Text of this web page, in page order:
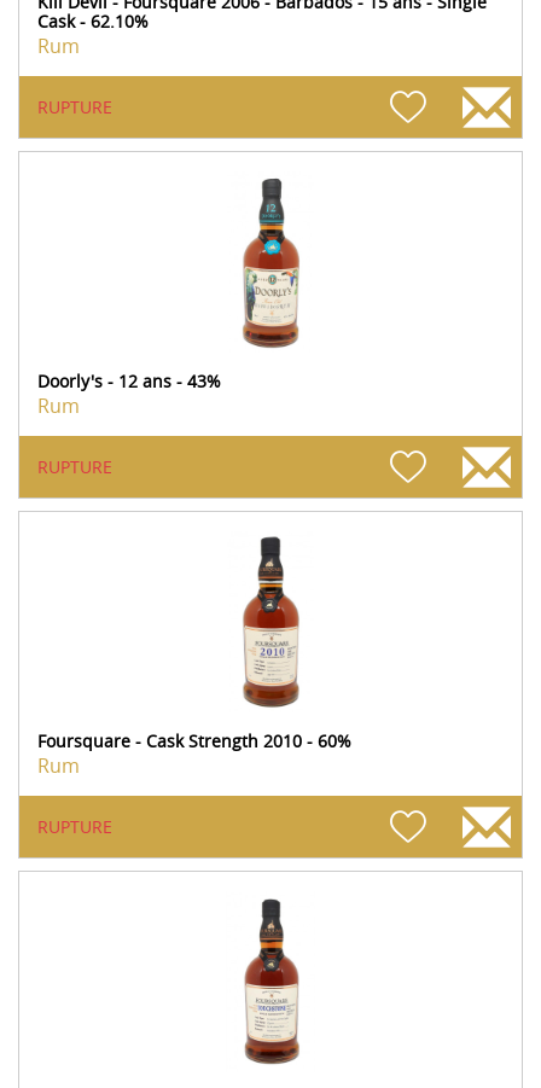
Cask - 62.10%
Rum
RUPTURE
Doorly's - 12 ans - 43%
Rum
RUPTURE
Foursquare - Cask Strength 2010 - 60%
Rum
RUPTURE